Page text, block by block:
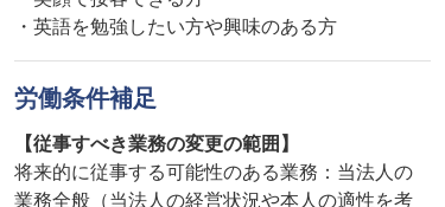
・英語を勉強したい方や興味のある方
労働条件補足
【従事すべき業務の変更の範囲】
将来的に従事する可能性のある業務：当法人の
業務全般（当法人の経営状況や本人の適性を考